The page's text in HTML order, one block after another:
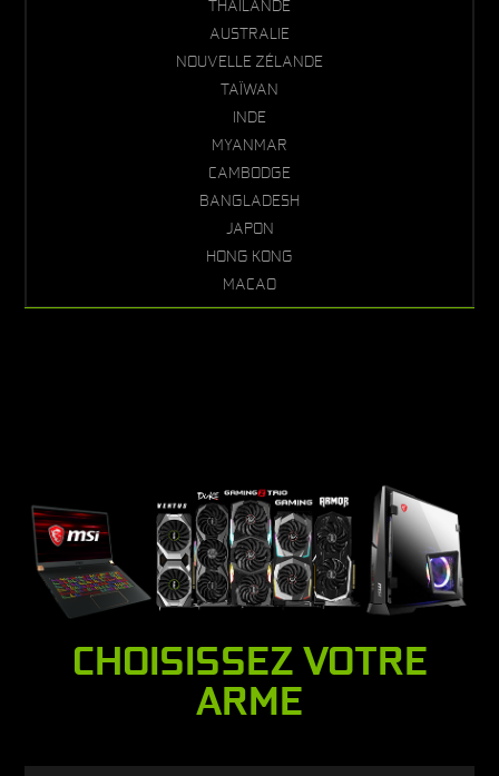
THAÏLANDE
AUSTRALIE
NOUVELLE ZÉLANDE
TAÏWAN
INDE
MYANMAR
CAMBODGE
BANGLADESH
JAPON
HONG KONG
MACAO
CHOISISSEZ VOTRE
ARME